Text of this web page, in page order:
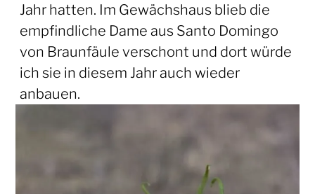
Jahr hatten. Im Gewächshaus blieb die
empfindliche Dame aus Santo Domingo
von Braunfäule verschont und dort würde
ich sie in diesem Jahr auch wieder
anbauen.